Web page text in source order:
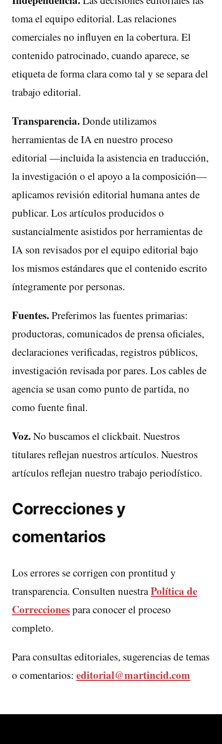
toma el equipo editorial. Las relaciones
comerciales no influyen en la cobertura. El
contenido patrocinado, cuando aparece, se
etiqueta de forma clara como tal y se separa del
trabajo editorial.
Transparencia.Donde utilizamos
herramientas de IA en nuestro proceso
editorial —incluida la asistencia en traducción,
la investigación o el apoyo a la composición—
aplicamos revisión editorial humana antes de
publicar. Los artículos producidos o
sustancialmente asistidos por herramientas de
IA son revisados por el equipo editorial bajo
los mismos estándares que el contenido escrito
íntegramente por personas.
Fuentes.Preferimos las fuentes primarias:
productoras, comunicados de prensa oficiales,
declaraciones verificadas, registros públicos,
investigación revisada por pares. Los cables de
agencia se usan como punto de partida, no
como fuente final.
Voz.No buscamos el clickbait. Nuestros
titulares reflejan nuestros artículos. Nuestros
artículos reflejan nuestro trabajo periodístico.
Correcciones y
comentarios
Los errores se corrigen con prontitud y
transparencia. Consulten nuestraPolítica de
Correccionespara conocer el proceso
completo.
Para consultas editoriales, sugerencias de temas
o comentarios: editorial@martincid.com